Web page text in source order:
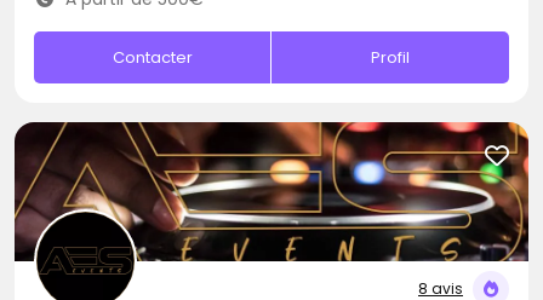
Contacter Profil
8 avis